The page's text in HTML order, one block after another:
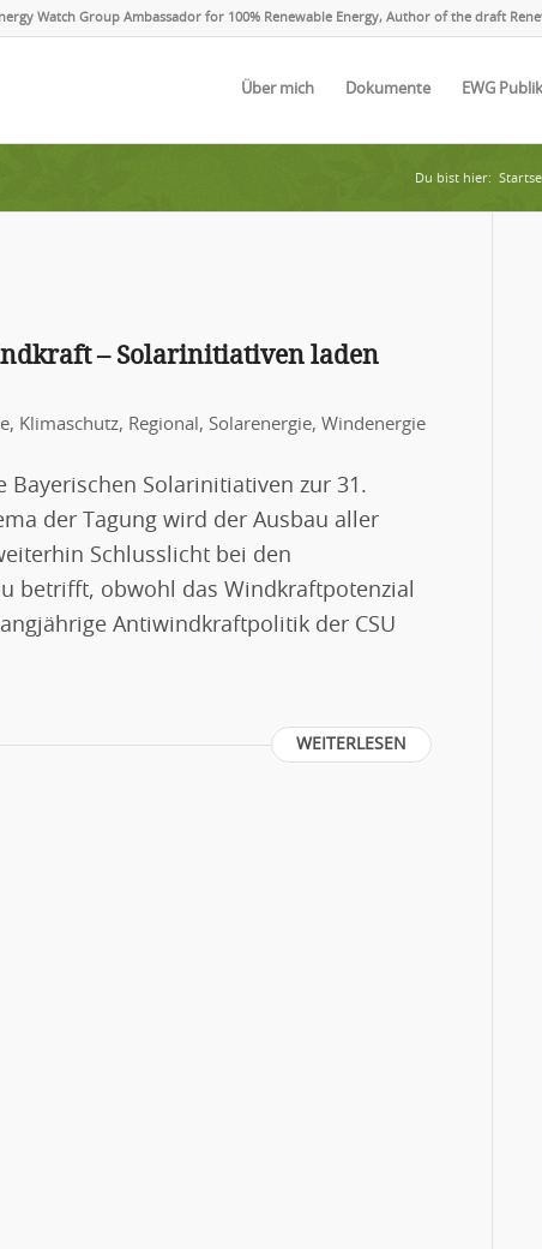
Watch Group Ambassador for 100% Renewable Energy, Author of the draft
Über mich Dokumente EWG
Du bist hier:
– Solarinitiativen laden
, Klimaschutz, Regional , Solarenergie, Windenergie
Bayerischen Solarinitiativen zur 31.
der Tagung wird der Ausbau aller
Schlusslicht bei den
betrifft, obwohl das Windkraftpotenzial
Antiwindkraftpolitik der CSU
WEITERLESEN